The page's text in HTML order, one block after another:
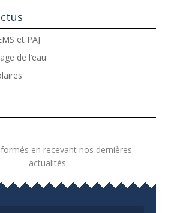
et PAJ
de l’eau
en recevant nos dernières
actualités.